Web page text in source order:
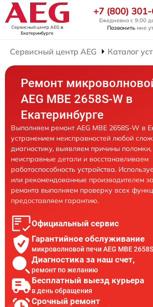
Сервисный центр AEG в
Екатеринбурге
+7 (800)
Ежедневно с 9:00
Позвонить мне
Сервисный центр AEG Каталог
Ремонт
AEG MBE 2658S-W в
Екатеринбурге
Выполняем ремонт AEG MBE 2658S-W в
устранением неисправностей любой
диагностику, выявляем причины
неисправные детали и восстанавливаем
работоспособность устройства.
или рекомендованные производителем
ремонта выполняем проверку всех
предоставляем гарантию.
Официальный сервис
Гарантийное обслуживание
микроволновой печи AEG MBE
Диагностика за наш счет,
ремонт по желанию
Бесплатный выезд курьера
в день обращения
Срочный ремонт